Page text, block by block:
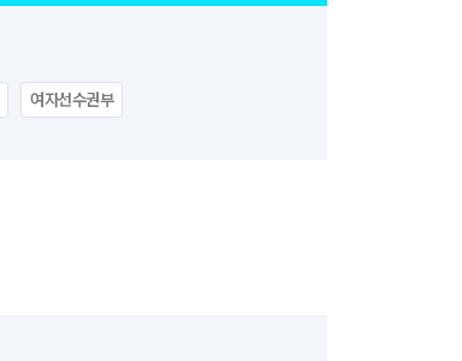
여자선수권부